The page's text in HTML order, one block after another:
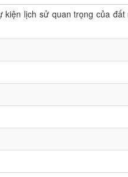
lịch sử quan trọng của